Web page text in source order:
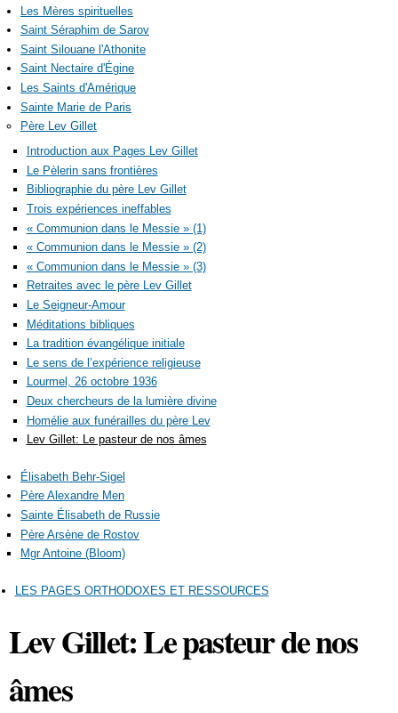
Les Mères spirituelles
Saint Séraphim de Sarov
Saint Silouane l'Athonite
Saint Nectaire d'Égine
Les Saints d'Amérique
Sainte Marie de Paris
Père Lev Gillet
Introduction aux Pages Lev Gillet
Le Pèlerin sans frontières
Bibliographie du père Lev Gillet
Trois expériences ineffables
« Communion dans le Messie » (1)
« Communion dans le Messie » (2)
« Communion dans le Messie » (3)
Retraites avec le père Lev Gillet
Le Seigneur-Amour
Méditations bibliques
La tradition évangélique initiale
Le sens de l’expérience religieuse
Lourmel, 26 octobre 1936
Deux chercheurs de la lumière divine
Homélie aux funérailles du père Lev
Lev Gillet: Le pasteur de nos âmes
Élisabeth Behr-Sigel
Père Alexandre Men
Sainte Élisabeth de Russie
Père Arsène de Rostov
Mgr Antoine (Bloom)
LES PAGES ORTHODOXES ET RESSOURCES
Lev Gillet: Le pasteur de nos
âmes